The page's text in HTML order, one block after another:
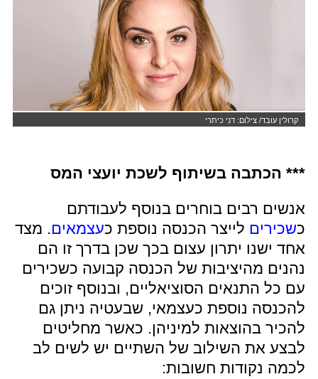
קרולין עובד/ צילום: דני כיתרי
*** הכתבה בשיתוף לשכת יועצי המס
אנשים רבים בוחרים בנוסף לעבודתם
כשכירים לייצר הכנסה נוספת כעצמאים. מצד
אחד ישנו יתרון עצום בכך שכן בדרך זו הם
נהנים מהיציבות של הכנסה קבועה כשכירים
עם כל התנאים הסוציאליים, ובנוסף זוכים
להכנסה נוספת כעצמאי, שבעטיה ניתן גם
להכיר בהוצאות למיניהן. כאשר מחליטים
לבצע את השילוב של השתיים יש לשים לב
לכמה נקודות חשובות: